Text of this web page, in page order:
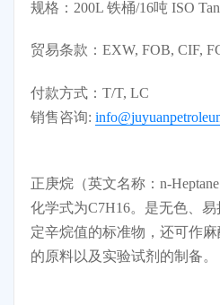
规格：200L 铁桶/16吨 ISO
贸易条款：EXW, FOB, CIF,
付款方式：T/T, LC
销售咨询:
正庚烷（英文名称：n-
化学式为C7H16。是无色、
定辛烷值的标准物，还可作
的原料以及实验试剂的制备。